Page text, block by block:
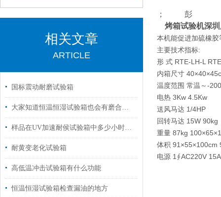
相关文章
ARTICLE
国标震动耐磨试验箱
大家知道恒温恒湿试验箱也会有磨合期吗？
样品在UV加速耐侯试验箱中多少小时的测试相当于户外曝晒一年？
耐黄变老化试验箱
高低温冲击试验箱有什么功能
恒温恒湿试验箱检查漏油的地方
； 彭
烤箱试验机深圳
本机能促进加硫橡
主要技术指标:
形 式 RTE-LH-L
内箱尺寸
温度范围 常温～-
电热 3Kw 4.5Kw
送风马达 1/4HP
回转马达 15W 90kg
重量 87kg
体积 91×55×100cm
电源 1∮AC220V